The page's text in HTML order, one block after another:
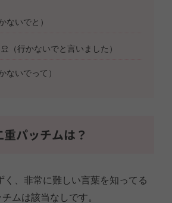
ないでと）
（行かないでと言いました）
ないでって）
パッチムは？
く、非常に難しい言葉を知ってる
ムは該当なしです。